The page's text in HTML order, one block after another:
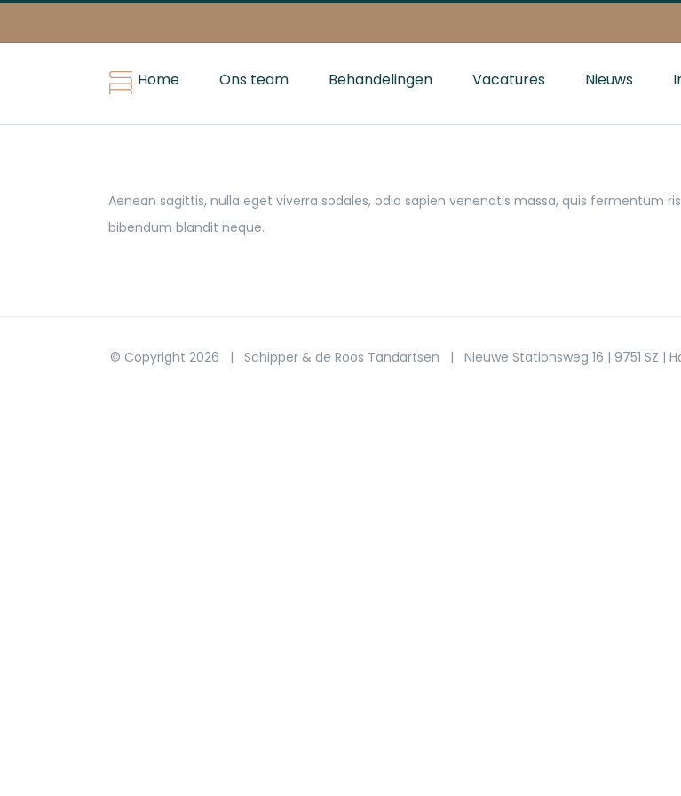
to
Home Ons team Behandelingen Vacatures Nieuws
Aenean sagittis, nulla eget viverra sodales, odio sapien venenatis massa, quis fermentum
bibendum blandit neque.
© Copyright 2026 | Schipper & de Roos Tandartsen | Nieuwe Stationsweg 16 | 9751 SZ |